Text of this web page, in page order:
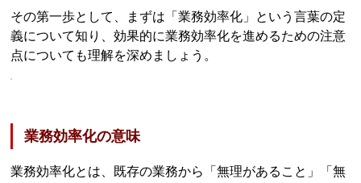
その第一歩として、まずは「業務効率化」という言葉の定
義について知り、効果的に業務効率化を進めるための注意
点についても理解を深めましょう。
業務効率化の意味
業務効率化とは、既存の業務から「無理があること」「無